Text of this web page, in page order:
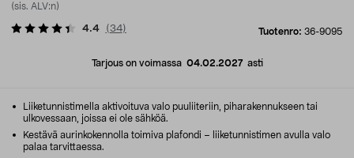
(sis. ALV:n)
Tuotenro: 36-9095
4.4 (34)
Tarjous on voimassa 04.02.2027asti
Liiketunnistimella aktivoituva valo puuliiteriin, piharakennukseen tai
ulkovessaan, joissa ei ole sähköä.
Kestävä aurinkokennolla toimiva plafondi – liiketunnistimen avulla valo
palaa tarvittaessa.